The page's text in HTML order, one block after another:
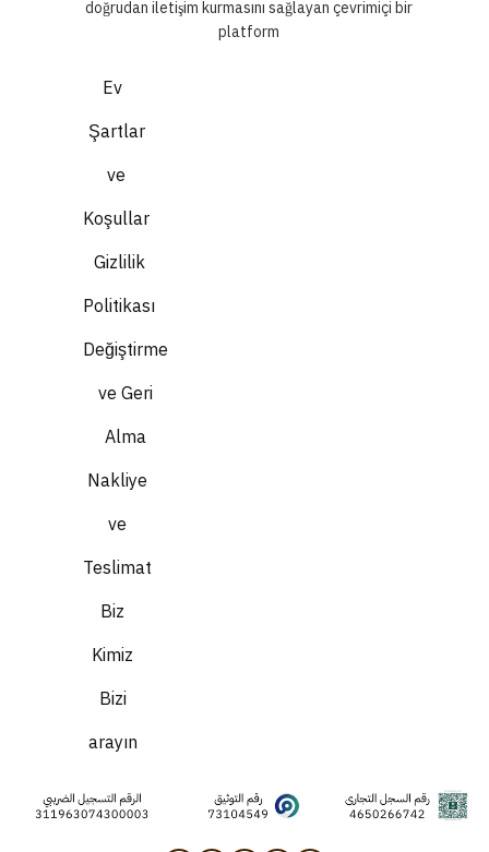
doğrudan iletişim kurmasını sağlayan çevrimiçi bir
platform
Ev
Şartlar
ve
Koşullar
Gizlilik
Politikası
Değiştirme
ve Geri
Alma
Nakliye
ve
Teslimat
Biz
Kimiz
Bizi
arayın